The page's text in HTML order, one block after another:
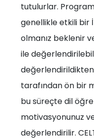
tutulurlar.
genellikle etkili bir
olmanız beklenir
ile
tarafından ön bir
bu süreçte dil
motivasyonunuz
değerlendirilir.